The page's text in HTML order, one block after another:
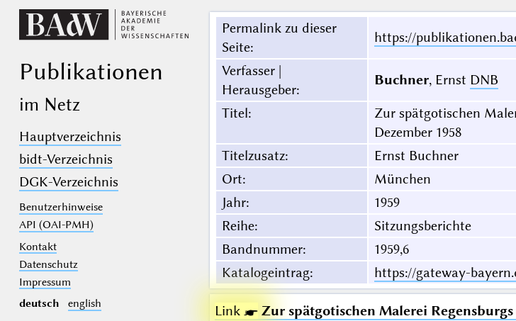
Publikationen
im Netz
Hauptverzeichnis
bidt-Verzeichnis
DGK-Verzeichnis
Benutzerhinweise
API (OAI-PMH)
Kontakt
Datenschutz
Impressum
deutsch
english
Permalink zu dieser
Seite:
https://
Verfasser |
Herausgeber:
Buchner, Ernst DNB
Titel:
Zur spätgotischen
Dezember 1958
Titelzusatz:
Ernst Buchner
Ort:
München
Jahr:
1959
Reihe:
Sitzungsberichte
Bandnummer:
1959,6
Katalogeintrag: https://gateway-
Link ☛ Zur spätgotischen Malerei